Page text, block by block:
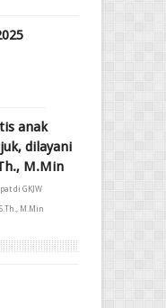
anak
dilayani
M.Min
di GKJW
M.Min